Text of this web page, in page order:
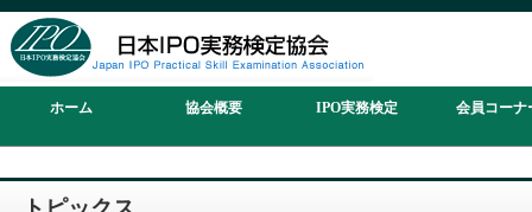
ホーム 協会概要 IPO実務検定 会員コーナ